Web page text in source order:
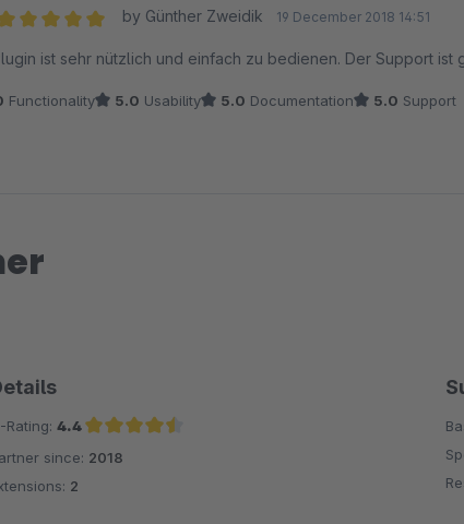
by Günther Zweidik 19 December 2018 14:51
ist sehr nützlich und einfach zu bedienen. Der Support ist
Functionality 5.0 Usability 5.0 Documentation 5.0 Support
Rating: 4.4
Average rating of 4.4 out of 5 stars
since: 2018
2